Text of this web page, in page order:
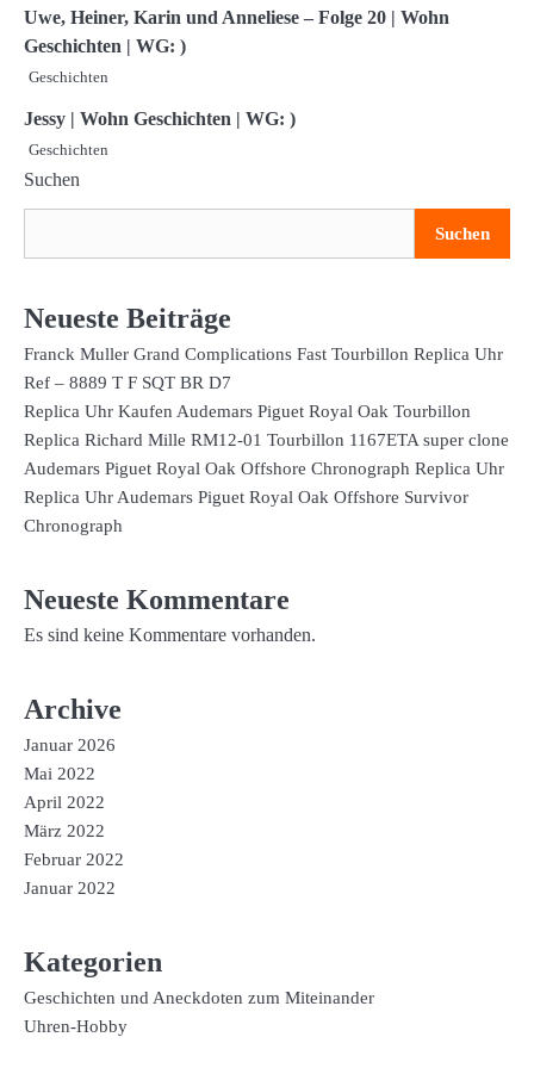
Uwe, Heiner, Karin und Anneliese – Folge 20 | Wohn
Geschichten | WG: )
Geschichten
Jessy | Wohn Geschichten | WG: )
Geschichten
Suchen
Suchen
Neueste Beiträge
Franck Muller Grand Complications Fast Tourbillon Replica Uhr
Ref – 8889 T F SQT BR D7
Replica Uhr Kaufen Audemars Piguet Royal Oak Tourbillon
Replica Richard Mille RM12-01 Tourbillon 1167ETA super clone
Audemars Piguet Royal Oak Offshore Chronograph Replica Uhr
Replica Uhr Audemars Piguet Royal Oak Offshore Survivor
Chronograph
Neueste Kommentare
Es sind keine Kommentare vorhanden.
Archive
Januar 2026
Mai 2022
April 2022
März 2022
Februar 2022
Januar 2022
Kategorien
Geschichten und Aneckdoten zum Miteinander
Uhren-Hobby